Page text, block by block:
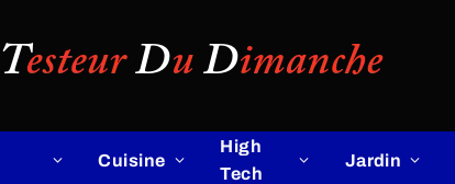
Cuisine
High
Tech
Jardin